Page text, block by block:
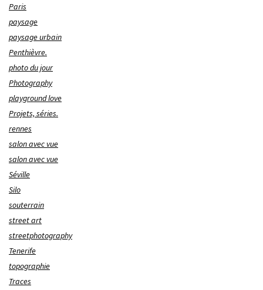
Paris
paysage
paysage urbain
Penthièvre.
photo du jour
Photography
playground love
Projets, séries.
rennes
salon avec vue
salon avec vue
Séville
Silo
souterrain
street art
streetphotography
Tenerife
topographie
Traces